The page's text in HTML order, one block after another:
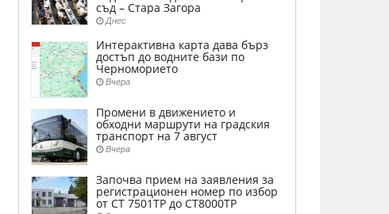
съд – Стара Загора
Днес
Интерактивна карта дава бърз
достъп до водните бази по
Черноморието
Вчера
Промени в движението и
обходни маршрути на градския
транспорт на 7 август
Вчера
Започва прием на заявления за
регистрационен номер по избор
от СТ 7501ТР до СТ8000ТР